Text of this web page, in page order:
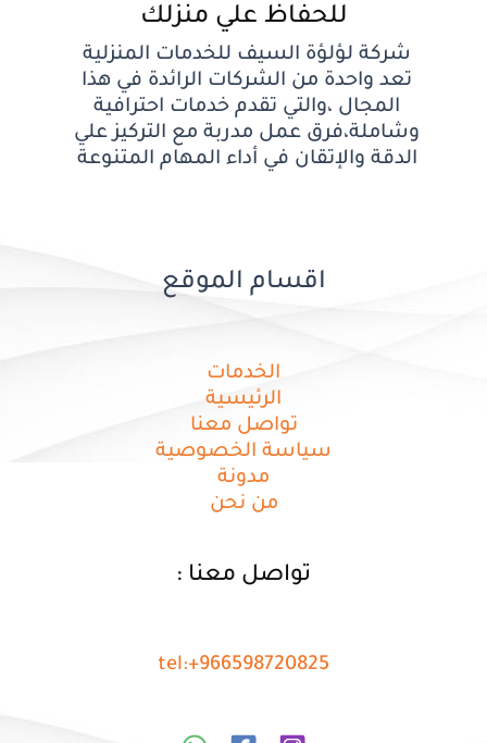
للحفاظ علي منزلك
شركة لؤلؤة السيف للخدمات المنزلية
تعد واحدة من الشركات الرائدة في هذا
المجال ،والتي تقدم خدمات احترافية
وشاملة،فرق عمل مدربة مع التركيز علي
الدقة والإتقان في أداء المهام المتنوعة
اقسام الموقع
الخدمات
الرئيسية
تواصل معنا
سياسة الخصوصية
مدونة
من نحن
تواصل معنا :
tel:+966598720825